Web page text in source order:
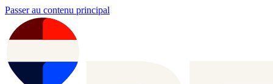
Passer au contenu principal